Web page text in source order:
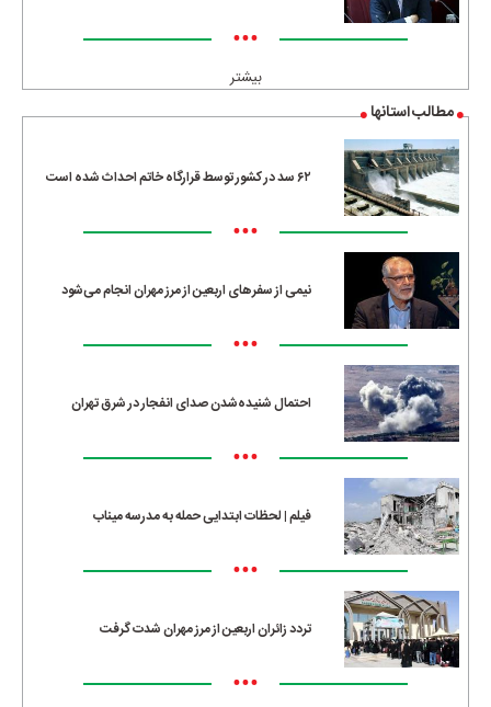
•••
بیشتر
مطالب استانها
۶۲ سد در کشور توسط قرارگاه خاتم احداث شده است
•••
نیمی از سفرهای اربعین از مرز مهران انجام می‌شود
•••
احتمال شنیده‌شدن صدای انفجار در شرق تهران
•••
فیلم | لحظات ابتدایی حمله به مدرسه میناب
•••
تردد زائران اربعین از مرز مهران شدت گرفت
•••